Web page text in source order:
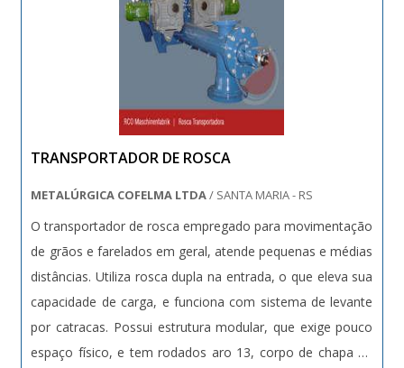
TRANSPORTADOR DE ROSCA
METALÚRGICA COFELMA LTDA/ SANTA MARIA - RS
O transportador de rosca empregado para movimentação
de grãos e farelados em geral, atende pequenas e médias
distâncias. Utiliza rosca dupla na entrada, o que eleva sua
capacidade de carga, e funciona com sistema de levante
por catracas. Possui estrutura modular, que exige pouco
espaço físico, e tem rodados aro 13, corpo de chapa 12